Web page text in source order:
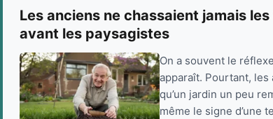
Les anciens ne chassaient jamais
avant les paysagistes
On a souvent le
apparaît. Pourtant,
qu’un jardin un peu
même le signe d’une